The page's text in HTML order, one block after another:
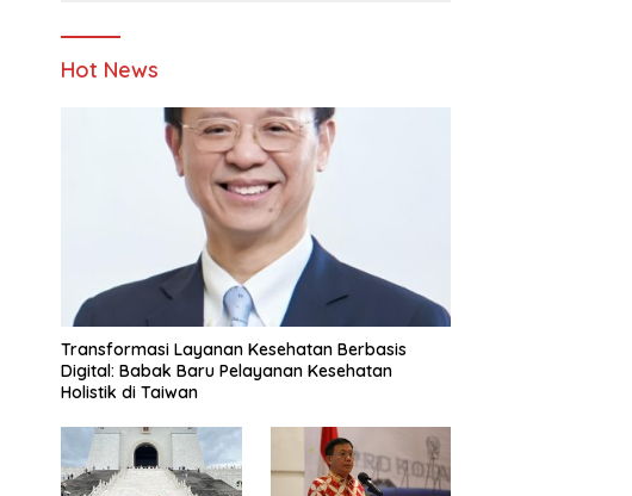
Hot News
Transformasi Layanan Kesehatan Berbasis
Digital: Babak Baru Pelayanan Kesehatan
Holistik di Taiwan